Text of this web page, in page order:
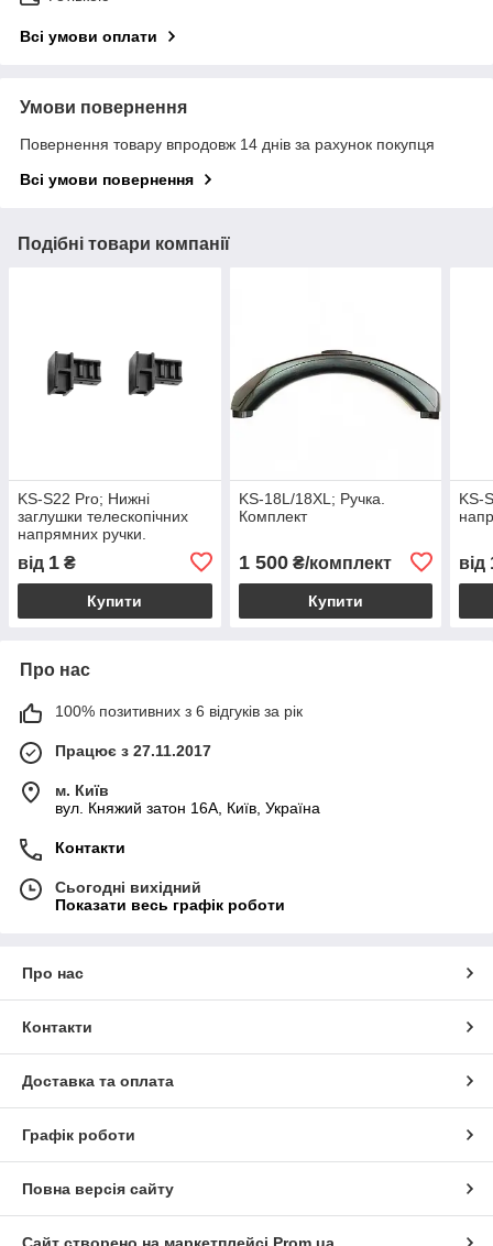
Всі умови оплати
Умови повернення
Повернення товару впродовж 14 днів за рахунок покупця
Всі умови повернення
Подібні товари компанії
KS-S22 Pro; Нижні
заглушки телескопічних
напрямних ручки.
від 1 ₴
Купити
KS-18L/18XL; Ручка.
Комплект
1 500₴/комплект
Купити
KS-
від
Про нас
100% позитивних з 6 відгуків за рік
Працює з 27.11.2017
м. Київ
вул. Княжий затон 16А, Київ, Україна
Контакти
Сьогодні вихідний
Показати весь графік роботи
Про нас
Контакти
Доставка та оплата
Графік роботи
Повна версія сайту